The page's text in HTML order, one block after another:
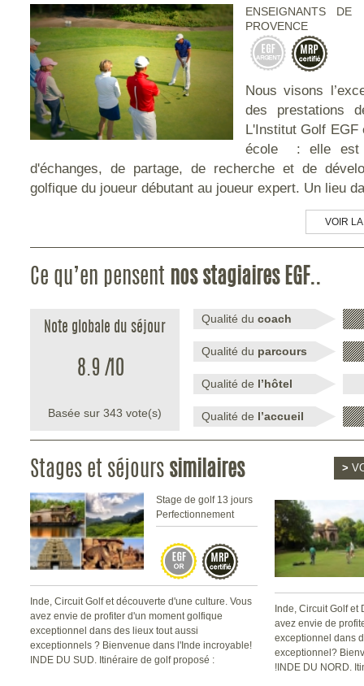
plaisir de marcher sans porter votre sac. Coût de
20 euros environ par parcours à votre charge"
Jour 7.Journée libre - départ pour l'aéroport.
(Le programme peut être modifié en fonction de votre niveau ainsi que
fréquentation)
ENSEIGNANTS
PROVENCE
Nous visons
des prestations
L'Institut Golf EGF
école : elle est
d'échanges, de partage, de recherche et de
golfique du joueur débutant au joueur expert. Un lieu
VOIR
Ce qu’en pensent nos stagiaires EGF..
Note globale du séjour
8.9 /
10
Basée sur 343 vote(s)
Qualité ducoach
Qualité du parcours
Qualité de l’hôtel
Qualité de l’accueil
Stages et séjours similaires >
Stage de golf 13 jours
Perfectionnement
Inde, Circuit Golf et découverte d'une culture. Vous
avez envie de profiter d'un moment golfique
exceptionnel dans des lieux tout aussi
exceptionnels ? Bienvenue dans l'Inde incroyable!
INDE DU SUD. Itinéraire de golf proposé :
Inde, Circuit Golf et
avez envie de
exceptionnel dans
exceptionnel?
!INDE DU NORD.